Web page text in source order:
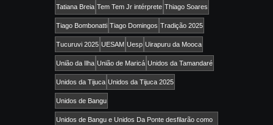
Tatiana Breia Tem Tem Jr intérprete Thiago Soares
Tiago Bombonatti Tiago Domingos Tradição 2025
Tucuruvi 2025 UESAM Uesp Uirapuru da Mooca
União da Ilha União de Maricá Unidos da Tamandaré
Unidos da Tijuca Unidos da Tijuca 2025
Unidos de Bangu
Unidos de Bangu e Unidos Da Ponte desfilarão como